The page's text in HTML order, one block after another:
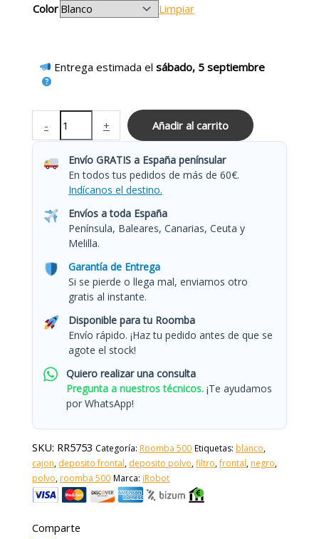
Color Limpiar
Entrega estimada elsábado, 5 septiembre
- + Añadir al carrito
Envío GRATIS a España penínsular
En todos tus pedidos de más de 60€.
Indícanos el destino.
Envíos a toda España
Península, Baleares, Canarias, Ceuta y
Melilla.
Garantía de Entrega
Si se pierde o llega mal, enviamos otro
gratis al instante.
Disponible para tu Roomba
Envío rápido. ¡Haz tu pedido antes de que se
agote el stock!
Quiero realizar una consulta
Pregunta a nuestros técnicos. ¡Te ayudamos
por WhatsApp!
SKU: RR5753 Categoría: Roomba 500 Etiquetas: blanco,
cajon, deposito frontal, deposito polvo,filtro,frontal, negro,
polvo, roomba 500 Marca: iRobot
Comparte